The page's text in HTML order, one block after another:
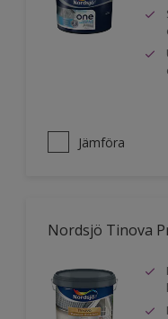
Jämföra
Nordsjö Tinova